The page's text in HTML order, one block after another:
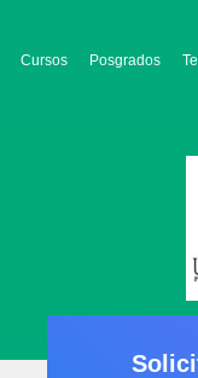
Cursos Posgrados